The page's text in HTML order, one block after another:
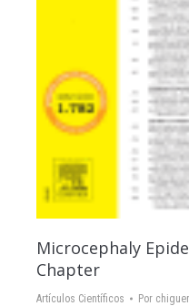
Microcephaly
Chapter
Artículos Científicos Por